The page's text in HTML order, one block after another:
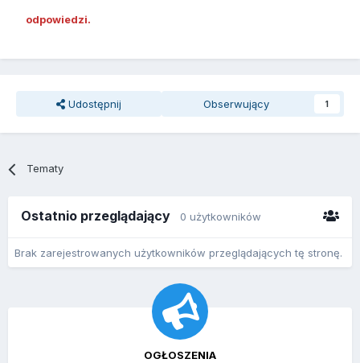
odpowiedzi.
Udostępnij Obserwujący 1
Tematy
Ostatnio przeglądający 0 użytkowników
Brak zarejestrowanych użytkowników przeglądających tę stronę.
OGŁOSZENIA